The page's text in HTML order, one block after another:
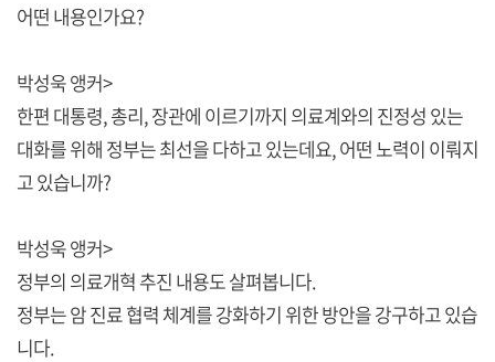
어떤 내용인가요?
박성욱 앵커>
한편 대통령, 총리, 장관에 이르기까지 의료계와의 진정성 있는
대화를 위해 정부는 최선을 다하고 있는데요, 어떤 노력이 이뤄지
고 있습니까?
박성욱 앵커>
정부의 의료개혁 추진 내용도 살펴봅니다.
정부는 암 진료 협력 체계를 강화하기 위한 방안을 강구하고 있습
니다.